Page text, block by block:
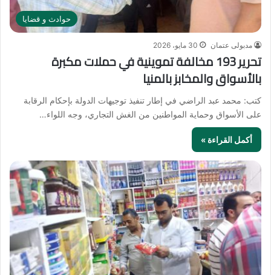
حوادث و قضايا
مدبولى عتمان 30 مايو، 2026
تحرير 193 مخالفة تموينية في حملات مكبرة
بالأسواق والمخابز بالمنيا
كتب: محمد عبد الراضي في إطار تنفيذ توجيهات الدولة بإحكام الرقابة
على الأسواق وحماية المواطنين من الغش التجاري، وجه اللواء…
أكمل القراءة »